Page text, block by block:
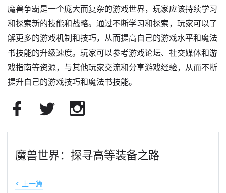
魔兽争霸是一个庞大而复杂的游戏世界，玩家应该持续学习
和探索新的技能和战略。通过不断学习和探索，玩家可以了
解更多的游戏机制和技巧，从而提高自己的游戏水平和魔法
书技能的升级速度。玩家可以参考游戏论坛、社交媒体和游
戏指南等资源，与其他玩家交流和分享游戏经验，从而不断
提升自己的游戏技巧和魔法书技能。
魔兽世界：探寻高等装备之路
< 上一篇